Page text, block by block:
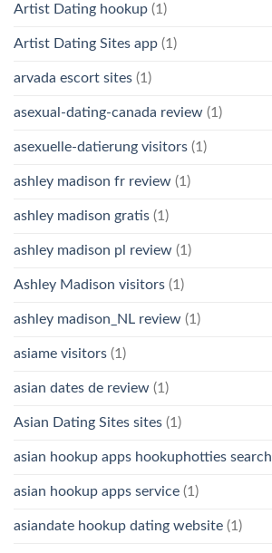
Artist Dating hookup (1)
Artist Dating Sites app (1)
arvada escort sites (1)
asexual-dating-canada review (1)
asexuelle-datierung visitors (1)
ashley madison fr review (1)
ashley madison gratis (1)
ashley madison pl review (1)
Ashley Madison visitors (1)
ashley madison_NL review (1)
asiame visitors (1)
asian dates de review (1)
Asian Dating Sites sites (1)
asian hookup apps hookuphotties search
asian hookup apps service (1)
asiandate hookup dating website (1)